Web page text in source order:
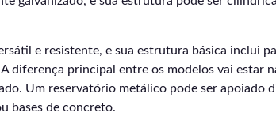
e resistente, e sua estrutura básica inclui
diferença principal entre os modelos vai estar
Um reservatório metálico pode ser apoiado
bases de concreto.